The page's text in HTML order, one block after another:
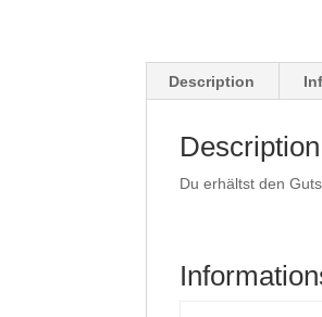
Description
Description
Du erhältst den